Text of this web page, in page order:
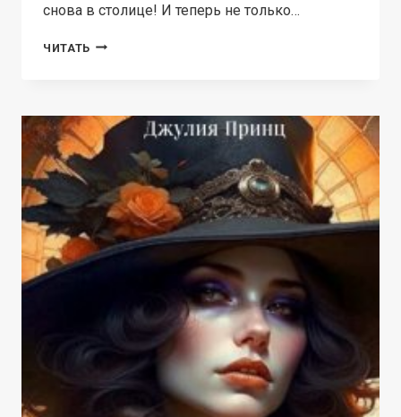
снова в столице! И теперь не только…
ЧИТАТЬ ВЕДЬМА
МЫШЬ